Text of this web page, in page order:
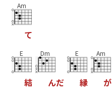
Am
て
E
結
Dm
んだ
E
縁
Am
が